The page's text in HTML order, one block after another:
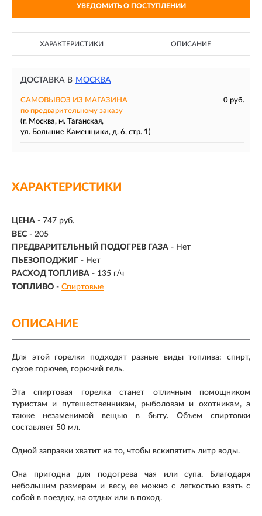
УВЕДОМИТЬ О ПОСТУПЛЕНИИ
ХАРАКТЕРИСТИКИ ОПИСАНИЕ
ДОСТАВКА В МОСКВА
САМОВЫВОЗ ИЗ МАГАЗИНА
0 руб.
по предварительному заказу
(г. Москва, м. Таганская,
ул. Большие Каменщики, д. 6, стр. 1)
ХАРАКТЕРИСТИКИ
ЦЕНА - 747 руб.
ВЕС - 205
ПРЕДВАРИТЕЛЬНЫЙ ПОДОГРЕВ ГАЗА - Нет
ПЬЕЗОПОДЖИГ - Нет
РАСХОД ТОПЛИВА - 135 г/ч
ТОПЛИВО - Спиртовые
ОПИСАНИЕ
Для этой горелки подходят разные виды топлива: спирт,
сухое горючее, горючий гель.
Эта спиртовая горелка станет отличным помощником
туристам и путешественникам, рыболовам и охотникам, а
также незаменимой вещью в быту. Объем спиртовки
составляет 50 мл.
Одной заправки хватит на то, чтобы вскипятить литр воды.
Она пригодна для подогрева чая или супа. Благодаря
небольшим размерам и весу, ее можно с легкостью взять с
собой в поездку, на отдых или в поход.